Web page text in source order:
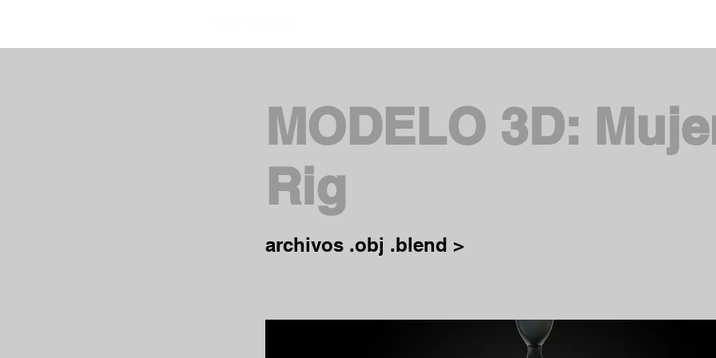
MODELO 3D:
Rig
archivos .obj .blend >